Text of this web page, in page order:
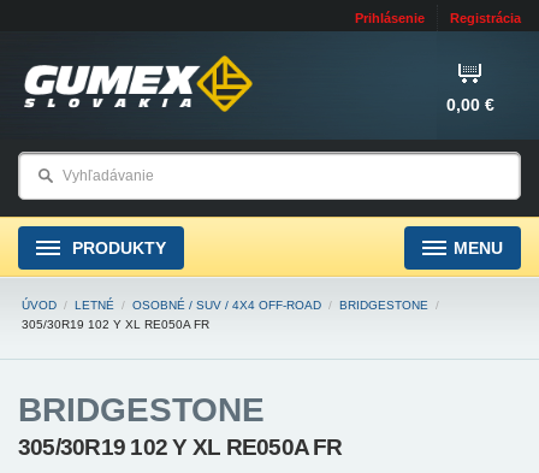
Prihlásenie Registrácia
0,00 €
PRODUKTY MENU
ÚVOD / LETNÉ / OSOBNÉ / SUV / 4X4 OFF-ROAD / BRIDGESTONE
/
305/30R19 102 Y XL RE050A FR
BRIDGESTONE
305/30R19 102 Y XL RE050A FR